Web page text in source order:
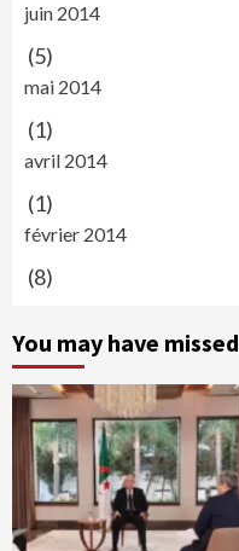
juin 2014
(5)
mai 2014
(1)
avril 2014
(1)
février 2014
(8)
You may have missed